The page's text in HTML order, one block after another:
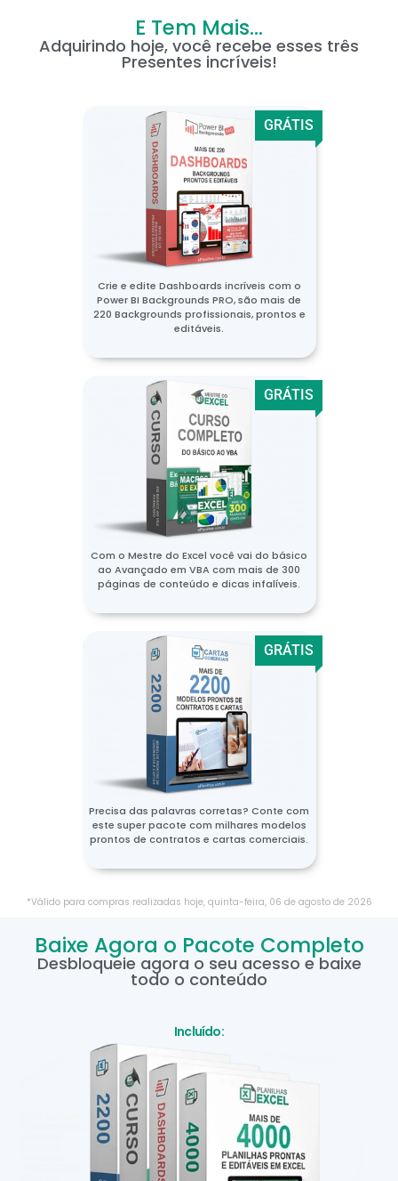
E Tem Mais...
Adquirindo hoje, você recebe esses três
Presentes incríveis!
GRÁTIS
Crie e edite Dashboards incríveis com o
Power BI Backgrounds PRO, são mais de
220 Backgrounds profissionais, prontos e
editáveis.
GRÁTIS
Com o Mestre do Excel você vai do básico
ao Avançado em VBA com mais de 300
páginas de conteúdo e dicas infalíveis.
GRÁTIS
Precisa das palavras corretas? Conte com
este super pacote com milhares modelos
prontos de contratos e cartas comerciais.
*Válido para compras realizadas hoje, quinta-feira, 06 de agostode 2026
Baixe Agora o Pacote Completo
Desbloqueie agora o seu acesso e baixe
todo o conteúdo
Incluído: